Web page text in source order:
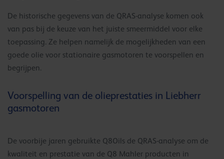
De historische gegevens van de QRAS-analyse komen ook
van pas bij de keuze van het juiste smeermiddel voor elke
toepassing. Ze helpen namelijk de mogelijkheden van een
goede olie voor stationaire gasmotoren te voorspellen en
begrijpen.
Voorspelling van de olieprestaties in Liebherr
gasmotoren
De voorbije jaren gebruikte Q8Oils de QRAS-analyse om de
kwaliteit en prestatie van de Q8 Mahler producten in